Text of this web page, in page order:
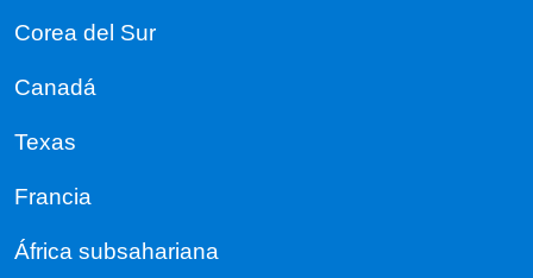
Corea del Sur
Canadá
Texas
Francia
África subsahariana